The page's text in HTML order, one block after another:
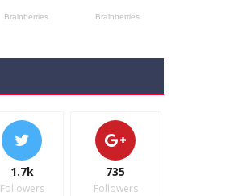
1.7k
Followers
735
Followers